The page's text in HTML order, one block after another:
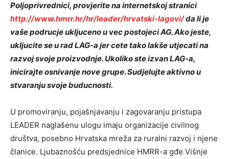
Poljoprivrednici, provjerite na internetskoj stranici
http://www.hmrr.hr/hr/leader/hrvatski-lagovi/da li je
vaše podrucje ukljuceno u vec postojeci AG. Ako jeste,
ukljucite se u rad LAG-a jer cete tako lakše utjecati na
razvoj svoje proizvodnje. Ukoliko ste izvan LAG-a,
inicirajte osnivanje nove grupe. Sudjelujte aktivno u
stvaranju svoje buducnosti.
U promoviranju, pojašnjavanju i zagovaranju pristupa
LEADER naglašenu ulogu imaju organizacije civilnog
društva, posebno Hrvatska mreža za ruralni razvoj i njene
članice. Ljubaznošću predsjednice HMRR-a gđe Višnje